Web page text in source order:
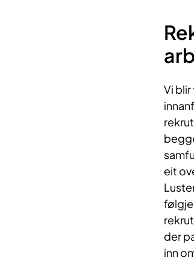
Vi
eit
følgje
der
inn